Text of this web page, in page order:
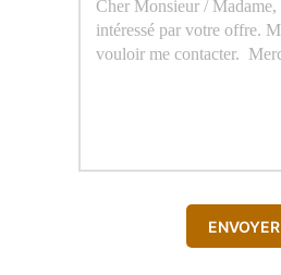
ENVOYER